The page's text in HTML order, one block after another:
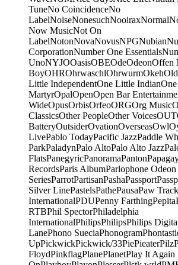
TuneNo CoincidenceNo
LabelNoiseNonesuchNooiraxNormal
Now MusicNot On
LabelNotonNovaNovusNPGNubian
CorporationNumber One Essentials
UnoNYJOOasisOBEOdeOdeonOffen
BoyOHROhrwaschlOhrwurmOkeh
Little IndependentOne Little Indian
MartyrOpalOpenOpen Bar
WideOpusOrbisOrfeoORGOrg Music
ClassicsOther PeopleOther VoicesOUT
BatteryOutsiderOvationOverseasOwl
LivePablo TodayPacific JazzPaddle
ParkPaladynPalo AltoPalo Alto Jazz
FlatsPanegyricPanoramaPanton
RecordsParis AlbumParlophone Odeon
SeriesParrotPartisanPashaPassport
Silver LinePastelsPathePausaPaw
InternationalPDUPenny FarthingPepita
RTBPhil SpectorPhiladelphia
InternationalPhilipsPhilipsPhilips
LanePhono SueciaPhonogram
UpPickwickPickwick/33PiePieaterPilz
FloydPinkflagPlanePlanetPlay It Again